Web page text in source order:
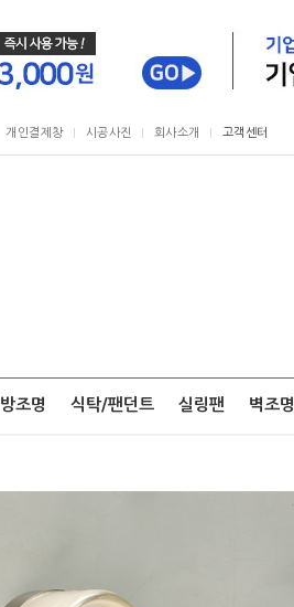
개인결제창 시공사진 회사소개 고객센터
방조명 식탁/팬던트 실링팬 벽조명